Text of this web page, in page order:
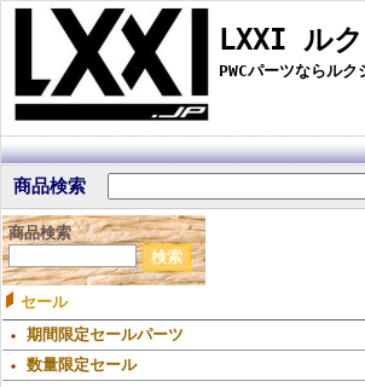
LXXI ルク
PWCパーツならルク
商品検索
商品検索
セール
期間限定セールパーツ
数量限定セール